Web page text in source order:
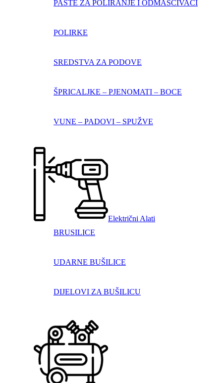
PASTE ZA POLIRANJE I ODMAŠĆIVAČI
POLIRKE
SREDSTVA ZA PODOVE
ŠPRICALJKE – PJENOMATI – BOCE
VUNE – PADOVI – SPUŽVE
Električni Alati
BRUSILICE
UDARNE BUŠILICE
DIJELOVI ZA BUŠILICU